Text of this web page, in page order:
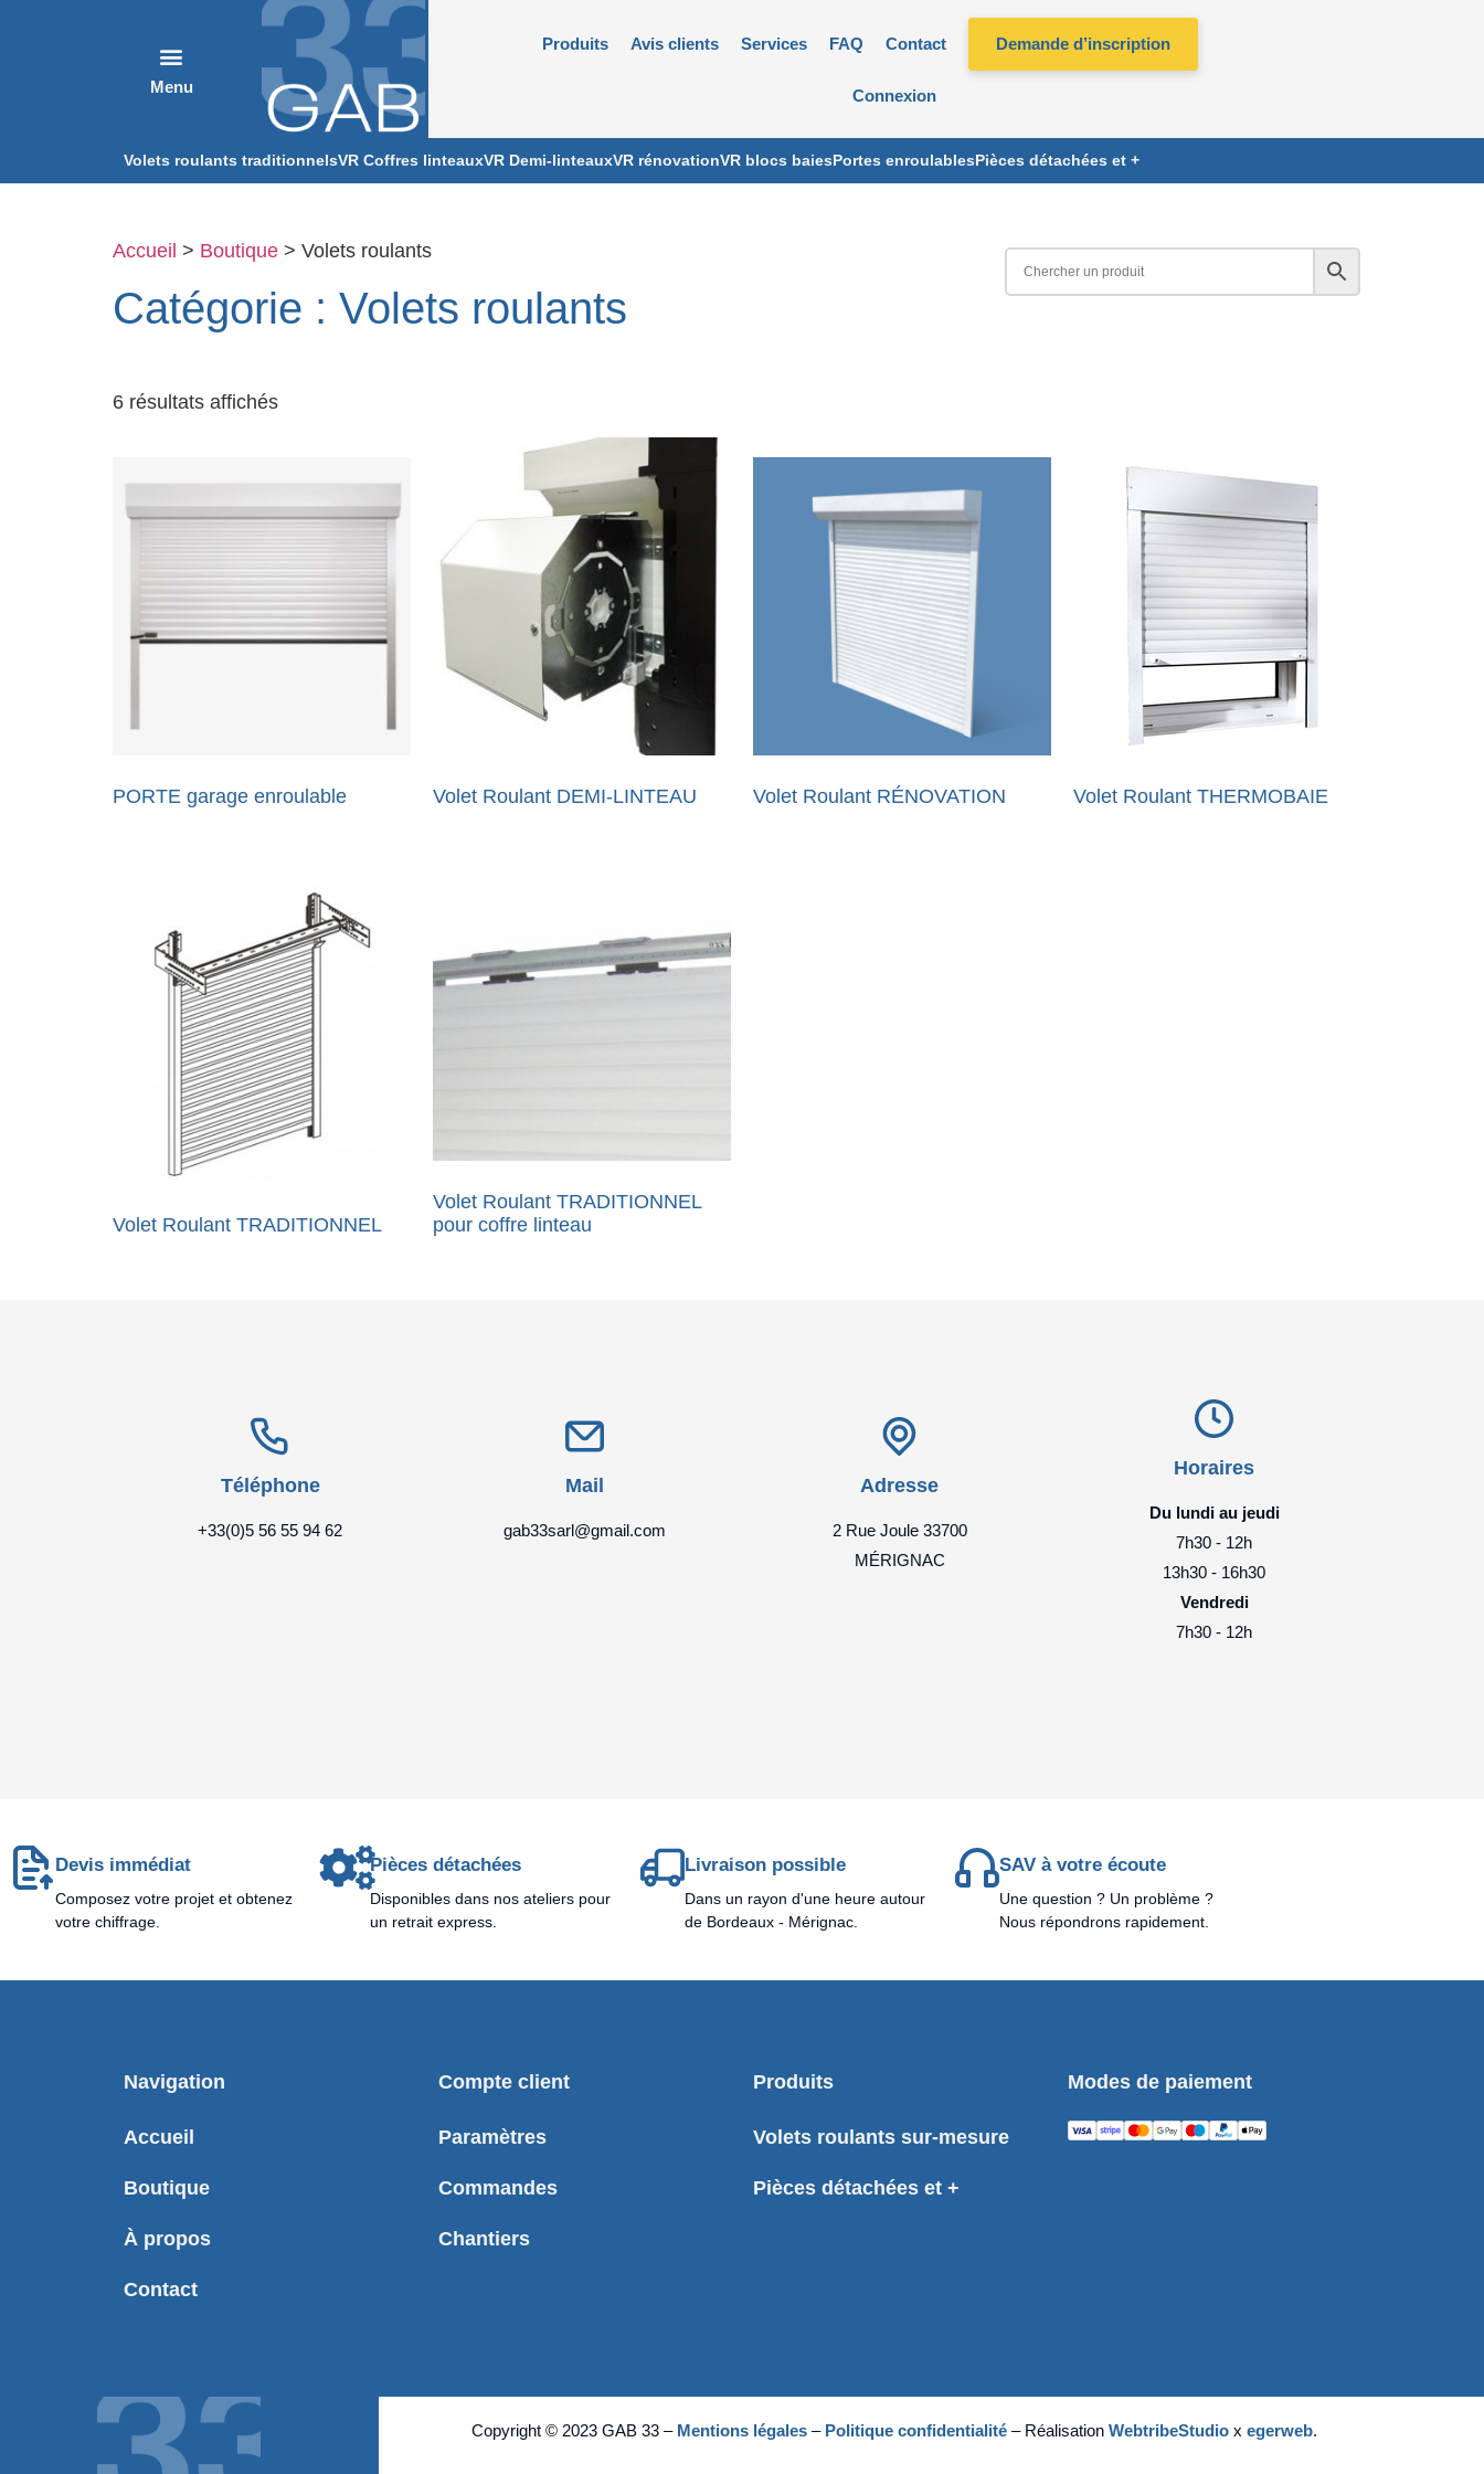
Produits Avis clients Services FAQ Contact Demande d’inscription
Connexion
Volets roulants traditionnelsVR Coffres linteauxVR Demi-linteauxVR rénovationVR blocs baiesPortes enroulablesPièces détachées et +
Accueil > Boutique > Volets roulants
Catégorie : Volets roulants
6 résultats affichés
PORTE garage enroulable Volet Roulant DEMI-LINTEAU Volet Roulant RÉNOVATION Volet Roulant THERMOBAIE
Volet Roulant TRADITIONNEL
Volet Roulant TRADITIONNEL
pour coffre linteau
Téléphone
+33(0)5 56 55 94 62
Mail
gab33sarl@gmail.com
Adresse
2 Rue Joule 33700
MÉRIGNAC
Horaires
Du lundi au jeudi
7h30 - 12h
13h30 - 16h30
Vendredi
7h30 - 12h
Devis immédiat
Composez votre projet et obtenez
votre chiffrage.
Pièces détachées
Disponibles dans nos ateliers pour
un retrait express.
Livraison possible
Dans un rayon d'une heure autour
de Bordeaux - Mérignac.
SAV à votre écoute
Une question ? Un problème ?
Nous répondrons rapidement.
Navigation
Accueil
Boutique
À propos
Contact
Compte client
Paramètres
Commandes
Chantiers
Produits
Volets roulants sur-mesure
Pièces détachées et +
Modes de paiement
Copyright © 2023 GAB 33 – Mentions légales– Politique confidentialité– Réalisation WebtribeStudio x egerweb.